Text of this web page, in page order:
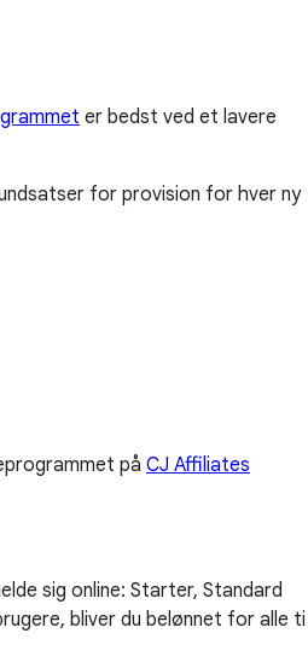
er bedst ved et lavere
for provision for hver ny
på CJ Affiliates
sig online: Starter, Standard
bliver du belønnet for alle ti